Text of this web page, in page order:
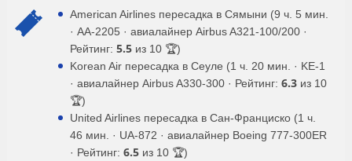
American Airlines пересадка в Сямыни (9 ч. 5 мин.
· AA-2205 · авиалайнер Airbus A321-100/200 ·
Рейтинг: 5.5 из 10 🏆)
Korean Air пересадка в Сеуле (1 ч. 20 мин. · KE-1
· авиалайнер Airbus A330-300 · Рейтинг: 6.3 из 10
🏆)
United Airlines пересадка в Сан-Франциско (1 ч.
46 мин. · UA-872 · авиалайнер Boeing 777-300ER
· Рейтинг: 6.5 из 10 🏆)